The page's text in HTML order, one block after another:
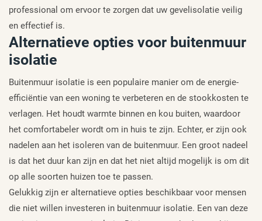
professional om ervoor te zorgen dat uw gevelisolatie veilig
en effectief is.
Alternatieve opties voor buitenmuur
isolatie
Buitenmuur isolatie is een populaire manier om de energie-
efficiëntie van een woning te verbeteren en de stookkosten te
verlagen. Het houdt warmte binnen en kou buiten, waardoor
het comfortabeler wordt om in huis te zijn. Echter, er zijn ook
nadelen aan het isoleren van de buitenmuur. Een groot nadeel
is dat het duur kan zijn en dat het niet altijd mogelijk is om dit
op alle soorten huizen toe te passen.
Gelukkig zijn er alternatieve opties beschikbaar voor mensen
die niet willen investeren in buitenmuur isolatie. Een van deze